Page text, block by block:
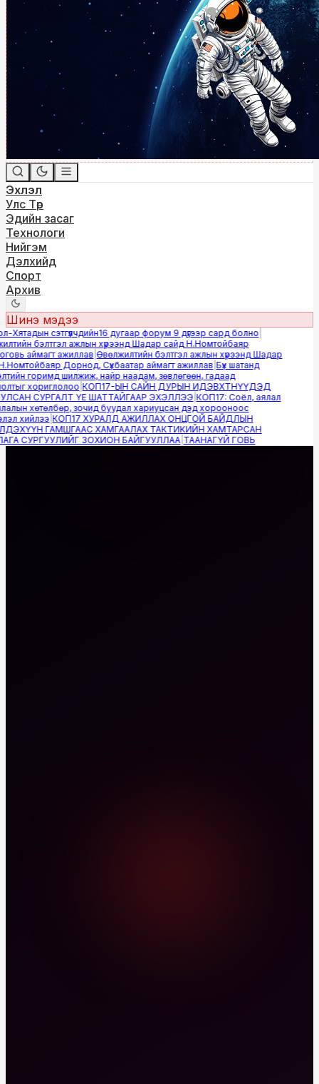
Эхлэл
Улс Төр
Эдийн засаг
Технологи
Нийгэм
Дэлхийд
Спорт
Архив
Шинэ мэдээ
сэтгүүлчдийн16 дугаар форум 9 дүгээр сард болно|
бэлтгэл ажлын хүрээнд Шадар сайд Н.Номтойбаяр
аймагт ажиллав|Өвөлжилтийн бэлтгэл ажлын хүрээнд Шадар
Дорнод, Сүхбаатар аймагт ажиллав|Бүх шатанд
горимд шилжиж, найр наадам, зөвлөгөөн, гадаад
хориглолоо|КОП17-ЫН САЙН ДУРЫН ИДЭВХТНҮҮДЭД
СУРГАЛТ ҮЕ ШАТТАЙГААР ЭХЭЛЛЭЭ|КОП17: Соёл, аялал
хөтөлбөр, зочид буудал хариуцсан дэд хорооноос
хийлээ|КОП17 ХУРАЛД АЖИЛЛАХ ОНЦГОЙ БАЙДЛЫН
ГАМШГААС ХАМГААЛАХ ТАКТИКИЙН ХАМТАРСАН
СУРГУУЛИЙГ ЗОХИОН БАЙГУУЛЛАА|ТААНАГҮЙ ГОВЬ